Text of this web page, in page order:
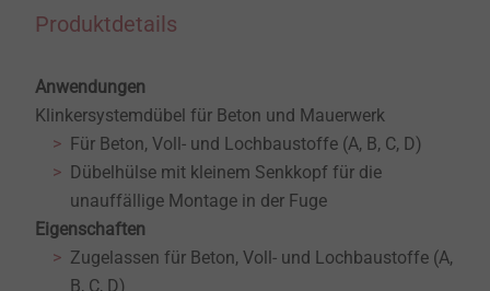
Produktdetails
Anwendungen
Klinkersystemdübel für Beton und Mauerwerk
Für Beton, Voll- und Lochbaustoffe (A, B, C, D)
Dübelhülse mit kleinem Senkkopf für die
unauffällige Montage in der Fuge
Eigenschaften
Zugelassen für Beton, Voll- und Lochbaustoffe (A,
B, C, D)